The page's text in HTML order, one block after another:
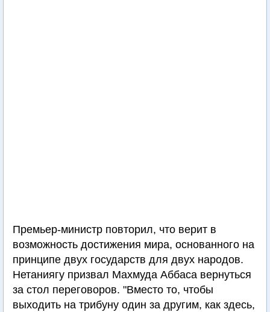
Премьер-министр повторил, что верит в
возможность достижения мира, основанного на
принципе двух государств для двух народов.
Нетаниягу призвал Махмуда Аббаса вернуться
за стол переговоров. "Вместо то, чтобы
выходить на трибуну один за другим, как здесь,